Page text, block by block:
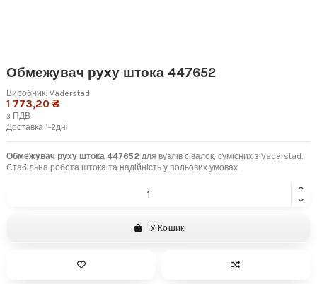
Обмежувач руху штока 447652
Виробник: Vaderstad
1 773,20 ₴
з ПДВ
Доставка 1-2дні
Обмежувач руху штока 447652 для вузлів сівалок, сумісних з Vaderstad.
Стабільна робота штока та надійність у польових умовах.
У Кошик